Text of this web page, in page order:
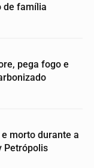
de família
pega fogo e
morto durante a
Petrópolis